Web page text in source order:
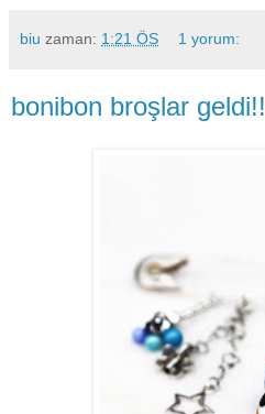
biu zaman: 1:21 ÖS 1 yorum:
bonibon broşlar geldi!!